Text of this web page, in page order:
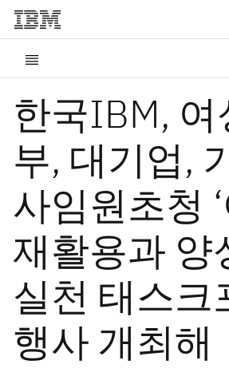
한국IBM, 여
부, 대기업,
사임원초청
재활용과 양
실천 태스크
행사 개최해